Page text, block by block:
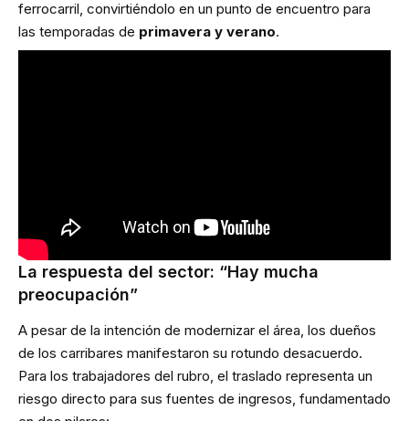
ferrocarril, convirtiéndolo en un punto de encuentro para
las temporadas de primavera y verano.
La respuesta del sector: “Hay mucha
preocupación”
A pesar de la intención de modernizar el área, los dueños
de los carribares manifestaron su rotundo desacuerdo.
Para los trabajadores del rubro, el traslado representa un
riesgo directo para sus fuentes de ingresos, fundamentado